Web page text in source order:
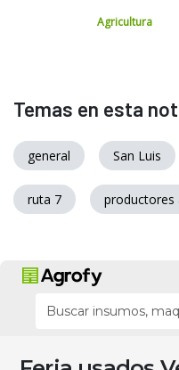
Agricultura
Temas en esta
general San Luis
ruta 7 productores